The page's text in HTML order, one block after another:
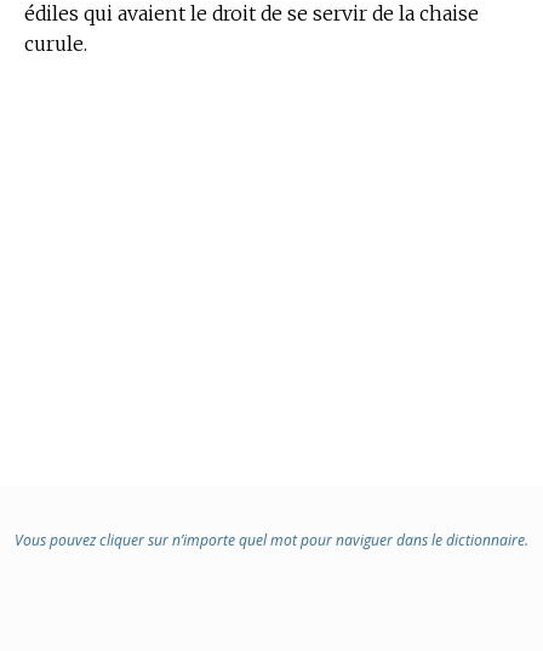
édiles qui avaient le droit de se servir de la chaise
curule.
Vous pouvez cliquer sur n’importe quel mot pour naviguer dans le dictionnaire.